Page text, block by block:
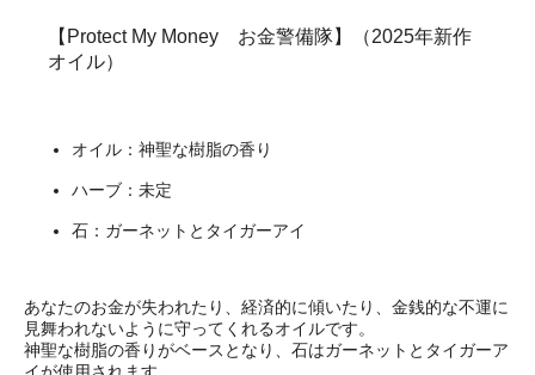
【Protect My Money お金警備隊】（2025年新作
オイル）
オイル：神聖な樹脂の香り
ハーブ：未定
石：ガーネットとタイガーアイ
あなたのお金が失われたり、経済的に傾いたり、金銭的な不運に
見舞われないように守ってくれるオイルです。
神聖な樹脂の香りがベースとなり、石はガーネットとタイガーア
イが使用されます。